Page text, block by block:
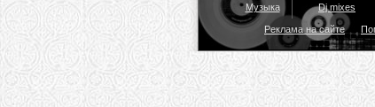
Музыка Dj mixes
Реклама на сайте